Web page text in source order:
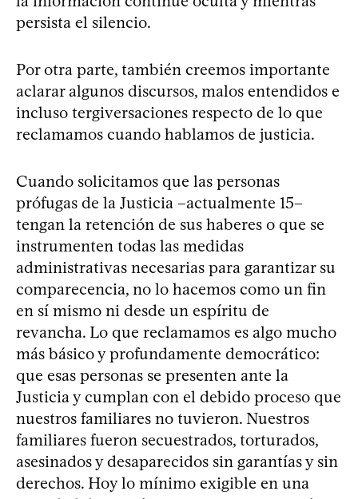
persista el silencio.
Por otra parte, también creemos importante
aclarar algunos discursos, malos entendidos e
incluso tergiversaciones respecto de lo que
reclamamos cuando hablamos de justicia.
Cuando solicitamos que las personas
prófugas de la Justicia –actualmente 15–
tengan la retención de sus haberes o que se
instrumenten todas las medidas
administrativas necesarias para garantizar su
comparecencia, no lo hacemos como un fin
en sí mismo ni desde un espíritu de
revancha. Lo que reclamamos es algo mucho
más básico y profundamente democrático:
que esas personas se presenten ante la
Justicia y cumplan con el debido proceso que
nuestros familiares no tuvieron. Nuestros
familiares fueron secuestrados, torturados,
asesinados y desaparecidos sin garantías y sin
derechos. Hoy lo mínimo exigible en una